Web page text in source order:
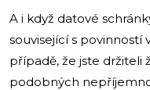
A i když datové
související s povinností
případě, že jste držiteli
podobných